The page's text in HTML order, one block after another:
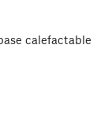
calefactable